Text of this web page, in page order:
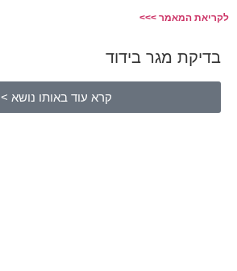
לקריאת המאמר >>>
בדיקת מגר בידוד
קרא עוד באותו נושא >